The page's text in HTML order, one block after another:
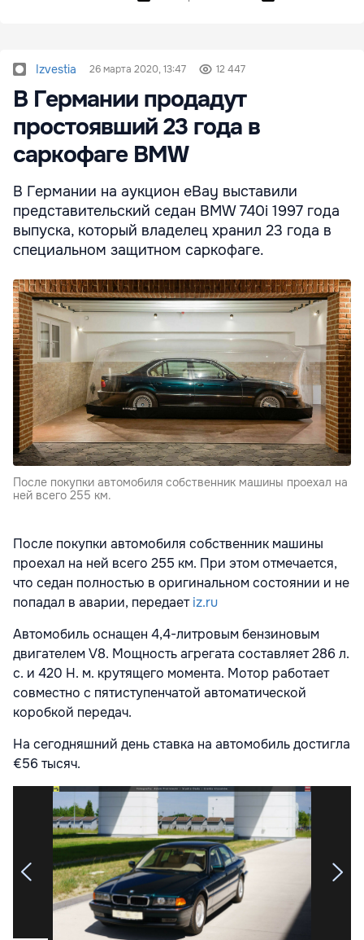
Izvestia 26 марта 2020, 13:47 12 447
В Германии продадут
простоявший 23 года в
саркофаге BMW
В Германии на аукцион eBay выставили
представительский седан BMW 740i 1997 года
выпуска, который владелец хранил 23 года в
специальном защитном саркофаге.
После покупки автомобиля собственник машины проехал на
ней всего 255 км.
После покупки автомобиля собственник машины
проехал на ней всего 255 км. При этом отмечается,
что седан полностью в оригинальном состоянии и не
попадал в аварии, передаетiz.ru
Автомобиль оснащен 4,4-литровым бензиновым
двигателем V8. Мощность агрегата составляет 286 л.
с. и 420 Н. м. крутящего момента. Мотор работает
совместно с пятиступенчатой автоматической
коробкой передач.
На сегодняшний день ставка на автомобиль достигла
€56 тысяч.